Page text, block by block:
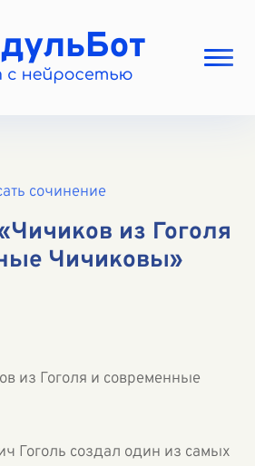
сочинение
из Гоголя
Чичиковы»
из Гоголя и современные
Гоголь создал один из самых